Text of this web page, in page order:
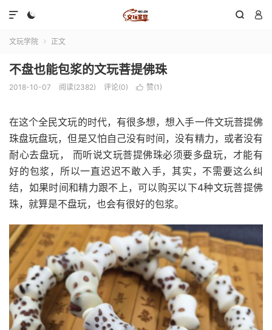
  

文玩学院  正文
不盘也能包浆的文玩菩提佛珠
2018-10-07 阅读(2382) 评论(0)  赞(1 )
在这个全民文玩的时代，有很多想，想入手一件文玩菩提佛
珠盘玩盘玩，但是又怕自己没有时间，没有精力，或者没有
耐心去盘玩， 而听说文玩菩提佛珠必须要多盘玩，才能有
好的包浆，所以一直迟迟不敢入手，其实，不需要这么纠
结，如果时间和精力跟不上，可以购买以下4种文玩菩提佛
珠，就算是不盘玩，也会有很好的包浆。